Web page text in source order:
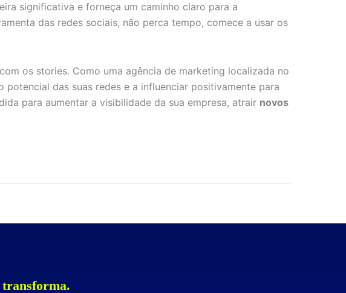
significativa e forneça um caminho claro para a
das redes sociais, não perca tempo, comece a usar os
os stories. Como uma agência de marketing localizada no
das suas redes e a influenciar positivamente para
para aumentar a visibilidade da sua empresa, atrair novos
transforma.